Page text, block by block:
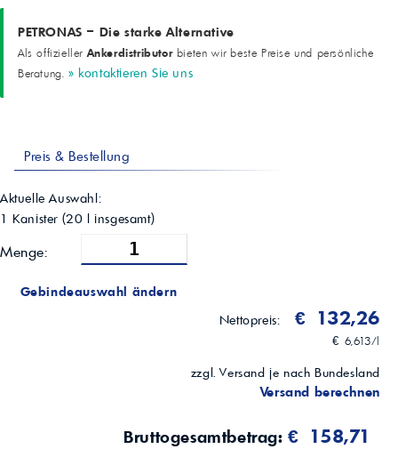
PETRONAS – Die starke Alternative
Als offiziellerAnkerdistributorbieten wir beste Preise und persönliche
Beratung. » kontaktieren Sie uns
Preis & Bestellung
Aktuelle Auswahl:
1 Kanister (20 l insgesamt)
Menge:
Gebindeauswahl ändern
Nettopreis:
€ 132,26
€ 6,613/l
zzgl. Versand je nach Bundesland
Versand berechnen
Bruttogesamtbetrag:€ 158,71